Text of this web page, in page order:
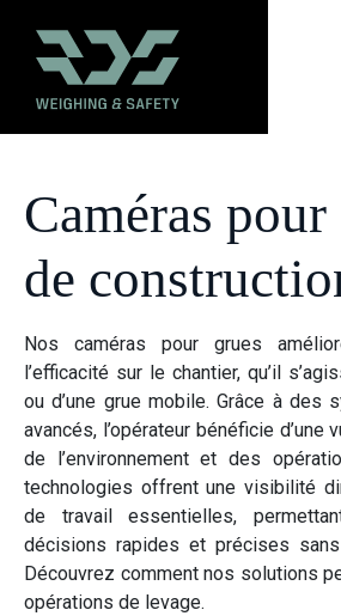
Caméras pour
de
Nos caméras pour grues
l’efficacité sur le chantier, qu’il
ou d’une grue mobile. Grâce à des
avancés, l’opérateur bénéficie d’une
de l’environnement et des
technologies offrent une visibilité
de travail essentielles,
décisions rapides et précises
Découvrez comment nos solutions
opérations de levage.